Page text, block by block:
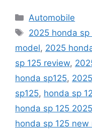
Categories
Automobile
Tags
2025 honda sp
model, 2025
sp 125 review,
honda sp125,
sp125, honda sp
honda sp 125
honda sp 125